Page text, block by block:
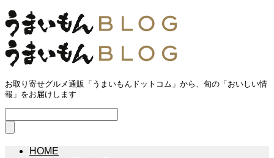
お取り寄せグルメ通販「うまいもんドットコム」から、旬の「おいしい情
報」をお届けします
HOME